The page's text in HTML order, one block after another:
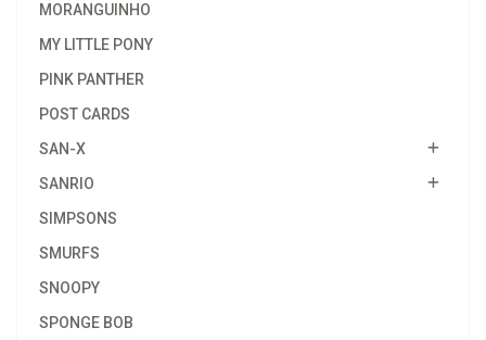
MORANGUINHO
MY LITTLE PONY
PINK PANTHER
POST CARDS
SAN-X
SANRIO
SIMPSONS
SMURFS
SNOOPY
SPONGE BOB